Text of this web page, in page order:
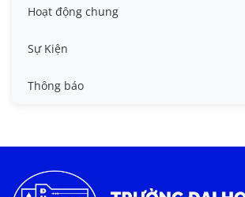
Hoạt động chung
Tin công tác sinh viên
Tin đào tạo
Tin tức chung
Sự Kiện
Thông báo